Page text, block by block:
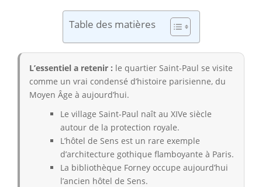
Table des matières
L’essentiel a retenir : le quartier Saint-Paul se visite
comme un vrai condensé d’histoire parisienne, du
Moyen Âge à aujourd’hui.
Le village Saint-Paul naît au XIVe siècle
autour de la protection royale.
L’hôtel de Sens est un rare exemple
d’architecture gothique flamboyante à Paris.
La bibliothèque Forney occupe aujourd’hui
l’ancien hôtel de Sens.